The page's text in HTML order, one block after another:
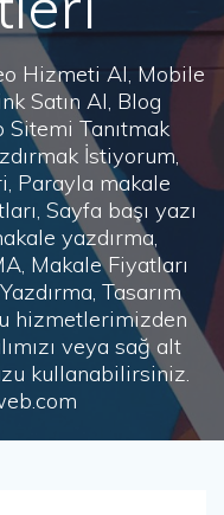
Hizmeti Al, Mobile
Satın Al, Blog
Sitemi Tanıtmak
İstiyorum,
Parayla makale
Sayfa başı yazı
yazdırma,
Makale Fiyatları
Tasarım
hizmetlerimizden
veya sağ alt
kullanabilirsiniz.